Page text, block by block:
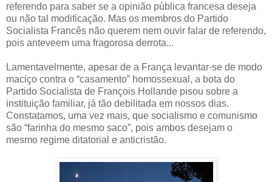
referendo para saber se a opinião pública francesa deseja
ou não tal modificação. Mas os membros do Partido
Socialista Francês não querem nem ouvir falar de referendo,
pois anteveem uma fragorosa derrota...
Lamentavelmente, apesar de a França levantar-se de modo
maciço contra o “casamento” homossexual, a bota do
Partido Socialista de François Hollande pisou sobre a
instituição familiar, já tão debilitada em nossos dias.
Constatamos, uma vez mais, que socialismo e comunismo
são “farinha do mesmo saco”, pois ambos desejam o
mesmo regime ditatorial e anticristão.